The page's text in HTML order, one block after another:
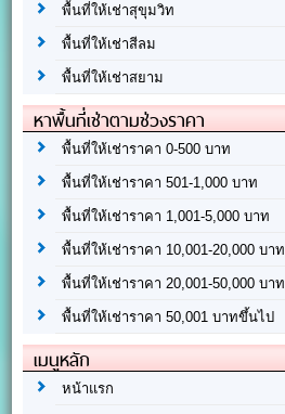
พื้นที่ให้เช่าสุขุมวิท
พื้นที่ให้เช่าสีลม
พื้นที่ให้เช่าสยาม
หาพื้นที่เช่าตามช่วงราคา
พื้นที่ให้เช่าราคา 0-500 บาท
พื้นที่ให้เช่าราคา 501-1,000 บาท
พื้นที่ให้เช่าราคา 1,001-5,000 บาท
พื้นที่ให้เช่าราคา 10,001-20,000 บาท
พื้นที่ให้เช่าราคา 20,001-50,000 บาท
พื้นที่ให้เช่าราคา 50,001 บาทขึ้นไป
เมนูหลัก
หน้าแรก